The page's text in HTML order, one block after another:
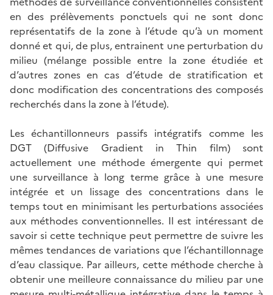
en des prélèvements ponctuels qui ne sont donc
représentatifs de la zone à l’étude qu’à un moment
donné et qui, de plus, entrainent une perturbation du
milieu (mélange possible entre la zone étudiée et
d’autres zones en cas d’étude de stratification et
donc modification des concentrations des composés
recherchés dans la zone à l’étude).
Les échantillonneurs passifs intégratifs comme les
DGT (Diffusive Gradient in Thin film) sont
actuellement une méthode émergente qui permet
une surveillance à long terme grâce à une mesure
intégrée et un lissage des concentrations dans le
temps tout en minimisant les perturbations associées
aux méthodes conventionnelles. Il est intéressant de
savoir si cette technique peut permettre de suivre les
mêmes tendances de variations que l’échantillonnage
d’eau classique. Par ailleurs, cette méthode cherche à
obtenir une meilleure connaissance du milieu par une